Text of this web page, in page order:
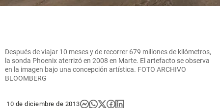
Después de viajar 10 meses y de recorrer 679 millones de kilómetros,
la sonda Phoenix aterrizó en 2008 en Marte. El artefacto se observa
en la imagen bajo una concepción artística. FOTO ARCHIVO
BLOOMBERG
10 de diciembre de 2013